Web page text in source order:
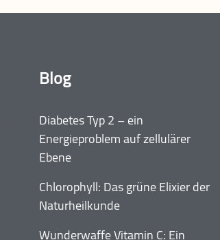
Blog
Diabetes Typ 2 – ein
Energieproblem auf zellulärer
Ebene
Chlorophyll: Das grüne Elixier der
Naturheilkunde
Wunderwaffe Vitamin C: Ein